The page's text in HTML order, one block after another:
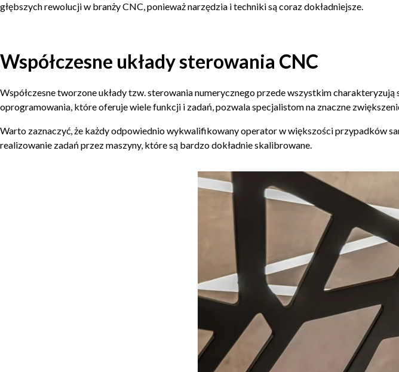
głębszych rewolucji w branży CNC, ponieważ narzędzia i techniki są coraz dokładniejsze.
Współczesne układy sterowania CNC
Współczesne tworzone układy tzw. sterowania numerycznego przede wszystkim
oprogramowania, które oferuje wiele funkcji i zadań, pozwala specjalistom na znaczne
Warto zaznaczyć, że każdy odpowiednio wykwalifikowany operator w większości przypadków
realizowanie zadań przez maszyny, które są bardzo dokładnie skalibrowane.